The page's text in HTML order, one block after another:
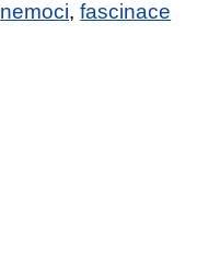
nemoci,fascinace